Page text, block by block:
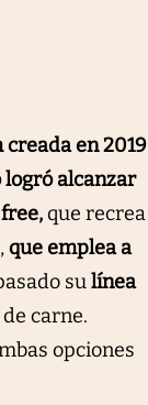
en 2019
logró alcanzar
que recrea
que emplea a
sulínea
carne.
opciones